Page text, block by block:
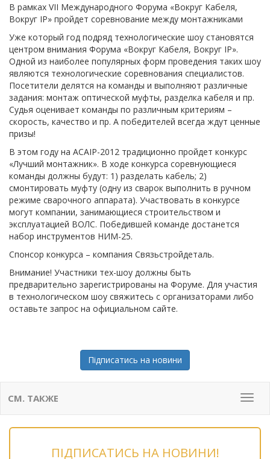
В рамках VII Международного Форума «Вокруг Кабеля,
Вокруг IP» пройдет соревнование между монтажниками
Уже который год подряд технологические шоу становятся
центром внимания Форума «Вокруг Кабеля, Вокруг IP».
Одной из наиболее популярных форм проведения таких шоу
являются технологические соревнования специалистов.
Посетители делятся на команды и выполняют различные
задания: монтаж оптической муфты, разделка кабеля и пр.
Судья оценивает команды по различным критериям –
скорость, качество и пр. А победителей всегда ждут ценные
призы!
В этом году на ACAIP-2012 традиционно пройдет конкурс
«Лучший монтажник». В ходе конкурса соревнующиеся
команды должны будут: 1) разделать кабель; 2)
смонтировать муфту (одну из сварок выполнить в ручном
режиме сварочного аппарата). Участвовать в конкурсе
могут компании, занимающиеся строительством и
эксплуатацией ВОЛС. Победившей команде достанется
набор инструментов НИМ-25.
Спонсор конкурса – компания Связьстройдеталь.
Внимание! Участники тех-шоу должны быть
предварительно зарегистрированы на Форуме. Для участия
в технологическом шоу свяжитесь с организаторами либо
оставьте запрос на официальном сайте.
Підписатись на новини
Меню
СМ. ТАКЖЕ
ПІДПИСАТИСЬ НА НОВИНИ!